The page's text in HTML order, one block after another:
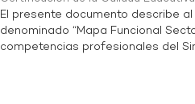
El presente documento describe
denominado “Mapa Funcional
competencias profesionales del